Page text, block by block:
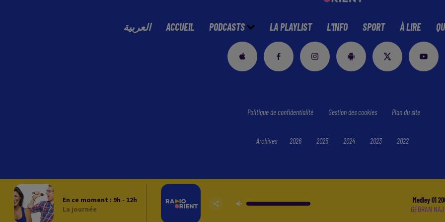
العربية ACCUEIL PODCASTS LA PLAYLIST L'INFO SPORT À LIRE
En ce moment : 9h - 12h
La journée
Medley 01
GEBRAN
Politique de confidentialité Gestion des cookies Plan du site
Archives 2026 2025 2024 2023 2022